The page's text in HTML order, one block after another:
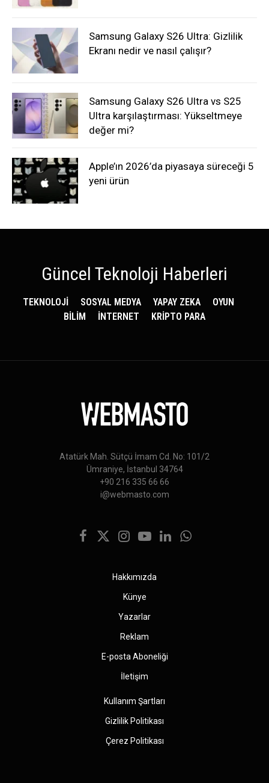
Samsung Galaxy S26 Ultra: Gizlilik
Ekranı nedir ve nasıl çalışır?
Samsung Galaxy S26 Ultra vs S25
Ultra karşılaştırması: Yükseltmeye
değer mi?
Apple’ın 2026’da piyasaya süreceği 5
yeni ürün
Güncel Teknoloji Haberleri
TEKNOLOJİ SOSYAL MEDYA YAPAY ZEKA
OYUN
BİLİM
İNTERNET KRİPTO PARA
Atatürk Mah. Sütçü İmam Cd. No: 101/2
Ümraniye, İstanbul 34764
+90 216 335 66 66
i@webmasto.com
Facebook
X
Instagram
YouTubeLinkedInWhatsApp
Hakkımızda
Künye
Yazarlar
Reklam
E-posta Aboneliği
İletişim
Kullanım Şartları
Gizlilik Politikası
Çerez Politikası